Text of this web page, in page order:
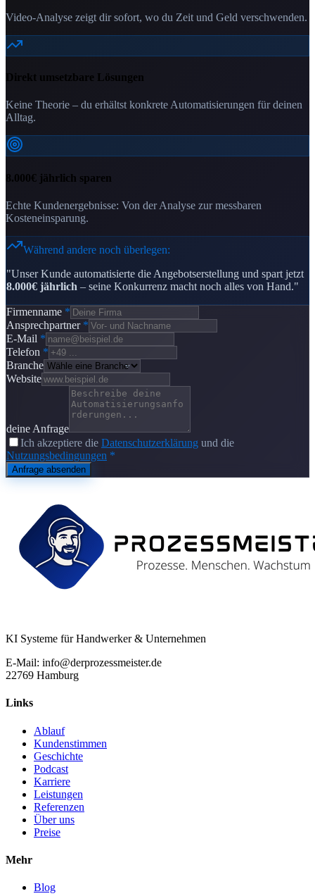
Video-Analyse zeigt dir sofort, wo du Zeit und Geld verschwenden.
Direkt umsetzbare Lösungen
Keine Theorie – du erhältst konkrete Automatisierungen für deinen
Alltag.
8.000€ jährlich sparen
Echte Kundenergebnisse: Von der Analyse zur messbaren
Kosteneinsparung.
Während andere noch überlegen:
"Unser Kunde automatisierte die Angebotserstellung und spart jetzt
8.000€ jährlich – seine Konkurrenz macht noch alles von Hand."
Firmenname *
Ansprechpartner *
E-Mail *
Telefon *
Branche
Website
deine Anfrage
Ich akzeptiere die Datenschutzerklärung und die
Nutzungsbedingungen *
Anfrage absenden
KI Systeme für Handwerker & Unternehmen
E-Mail: info@derprozessmeister.de
22769 Hamburg
Links
Ablauf
Kundenstimmen
Geschichte
Podcast
Karriere
Leistungen
Referenzen
Über uns
Preise
Mehr
Blog